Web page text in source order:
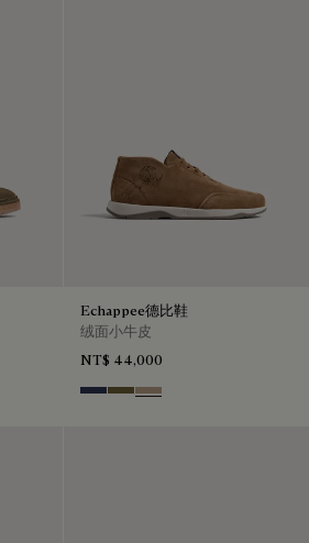
Echappee德比鞋
绒面小牛皮
NT$ 44,000
Blu Pine Green
Beige